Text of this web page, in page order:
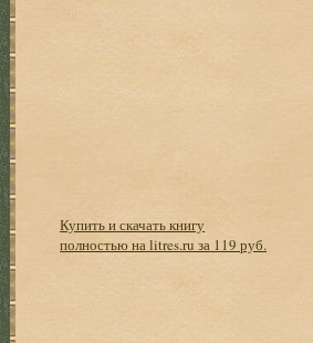
Купить и скачать книгу
полностью на litres.ru за 119 руб.